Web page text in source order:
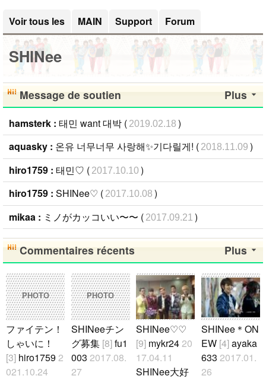
Voir tous les MAIN Support Forum
SHINee
Plus
Message de soutien
hamsterk : 태민 want 대박 ( 2019.02.18 )
aquasky : 온유 너무너무 사랑해✨기다릴게! ( 2018.11.09 )
hiro1759 : 태민♡ ( 2017.10.10 )
hiro1759 : SHINee♡ ( 2017.10.08 )
mikaa : ミノがカッコいい〜〜 ( 2017.09.21 )
Plus
Commentaires récents
PHOTO
ファイテン！
しゃいに！
[3] hiro1759 2
021.10.24
PHOTO
SHINeeチン
グ募集 [8]fu1
003 2017.08.
27
SHINee♡ ♡
[9] mykr24 20
17.04.11
SHINee大好
SHINee＊ON
EW [4]ayaka
633 2017.01.
26